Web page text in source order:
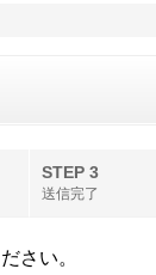
STEP 3
送信完了
さい。